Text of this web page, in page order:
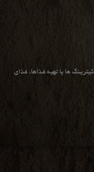
ها یا تهیه غذاها، غذای